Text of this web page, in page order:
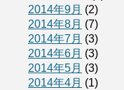
2014年9月 (2)
2014年8月 (7)
2014年7月 (3)
2014年6月 (3)
2014年5月 (3)
2014年4月 (1)